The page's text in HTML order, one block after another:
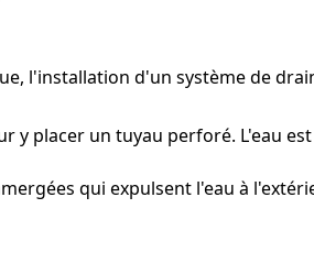
l'installation d'un système de
y placer un tuyau perforé. L'eau
qui expulsent l'eau à